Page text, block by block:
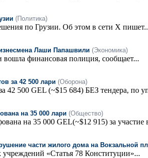
(Политика)
по Грузии. Об этом в сети Х
Лаши Папашвили (Экономика)
финансовая полиция, сообщает...
за 42 500 лари (Оборона)
42 500 GEL (~$15 684) БЕЗ тендера, по
на 35 000 лари (Общество)
на 35 000 GEL(~$12 915) за участие
части жилого дома на Вокзальной
«Статья 78 Конституции»...